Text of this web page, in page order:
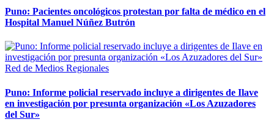
Puno: Pacientes oncológicos protestan por falta de médico en el
Hospital Manuel Núñez Butrón
Red de Medios Regionales
Puno: Informe policial reservado incluye a dirigentes de Ilave
en investigación por presunta organización «Los Azuzadores
del Sur»